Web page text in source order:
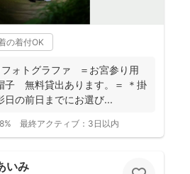
の着付OK
ォトグラファ ＝お宮参り用
子 無料貸出あります。＝ ＊掛
日の前日までにお選び...
最終アクティブ： 3日以内
いみ